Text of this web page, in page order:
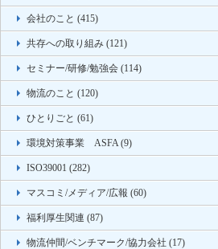
会社のこと (415)
共存への取り組み (121)
セミナー/研修/勉強会 (114)
物流のこと (120)
ひとりごと (61)
環境対策事業 ASFA (9)
ISO39001 (282)
マスコミ/メディア/広報 (60)
福利厚生関連 (87)
物流仲間/ベンチマーク/協力会社 (17)